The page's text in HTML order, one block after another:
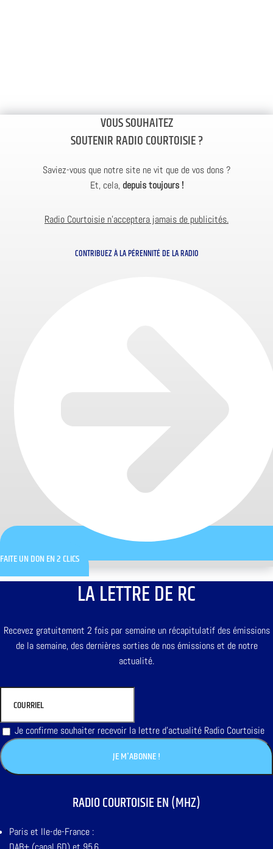
VOUS SOUHAITEZ
SOUTENIR RADIO COURTOISIE ?
Saviez-vous que notre site ne vit que de vos dons ?
Et, cela, depuis toujours !
Radio Courtoisie n’acceptera jamais de publicités.
CONTRIBUEZ À LA PÉRENNITÉ DE LA RADIO
FAITE UN DON EN 2 CLICS
LA LETTRE DE RC
Recevez gratuitement 2 fois par semaine un récapitulatif des émissions
de la semaine, des dernières sorties de nos émissions et de notre
actualité.
Je confirme souhaiter recevoir la lettre d'actualité Radio Courtoisie
RADIO COURTOISIE EN (MHZ)
Paris et Ile-de-France :